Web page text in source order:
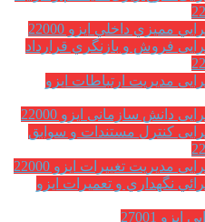
مميزي داخلي ایزو 22000
فروش و بازنگري قرارداد
مدیریت ارتباطات ایزو
دانش سازمانی ایزو 22000
کنترل مستندات و سوابق
مدیریت تغییرات ایزو 22000
نگهداري و تعميرات ایزو
27001